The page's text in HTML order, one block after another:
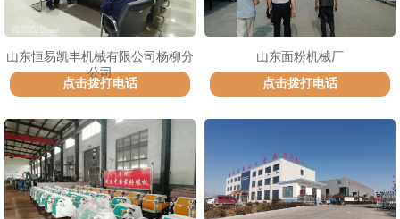
山东恒易凯丰机械有限公司杨柳分
公司
点击拨打电话
山东面粉机械厂
点击拨打电话